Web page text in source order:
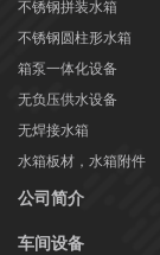
不锈钢拼装水箱
不锈钢圆柱形水箱
箱泵一体化设备
无负压供水设备
无焊接水箱
水箱板材，水箱附件
公司简介
车间设备